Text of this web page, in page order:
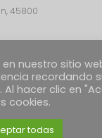
45800
nuestro sitio
recordando
Al hacer clic en
cookies.
todas